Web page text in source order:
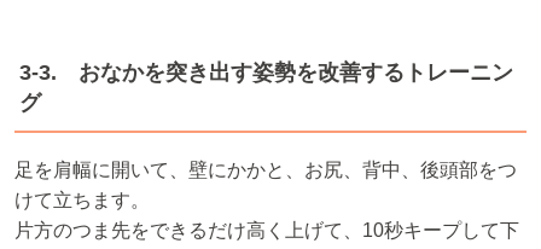
3-3. おなかを突き出す姿勢を改善するトレーニン
グ
足を肩幅に開いて、壁にかかと、お尻、背中、後頭部をつ
けて立ちます。
片方のつま先をできるだけ高く上げて、10秒キープして下